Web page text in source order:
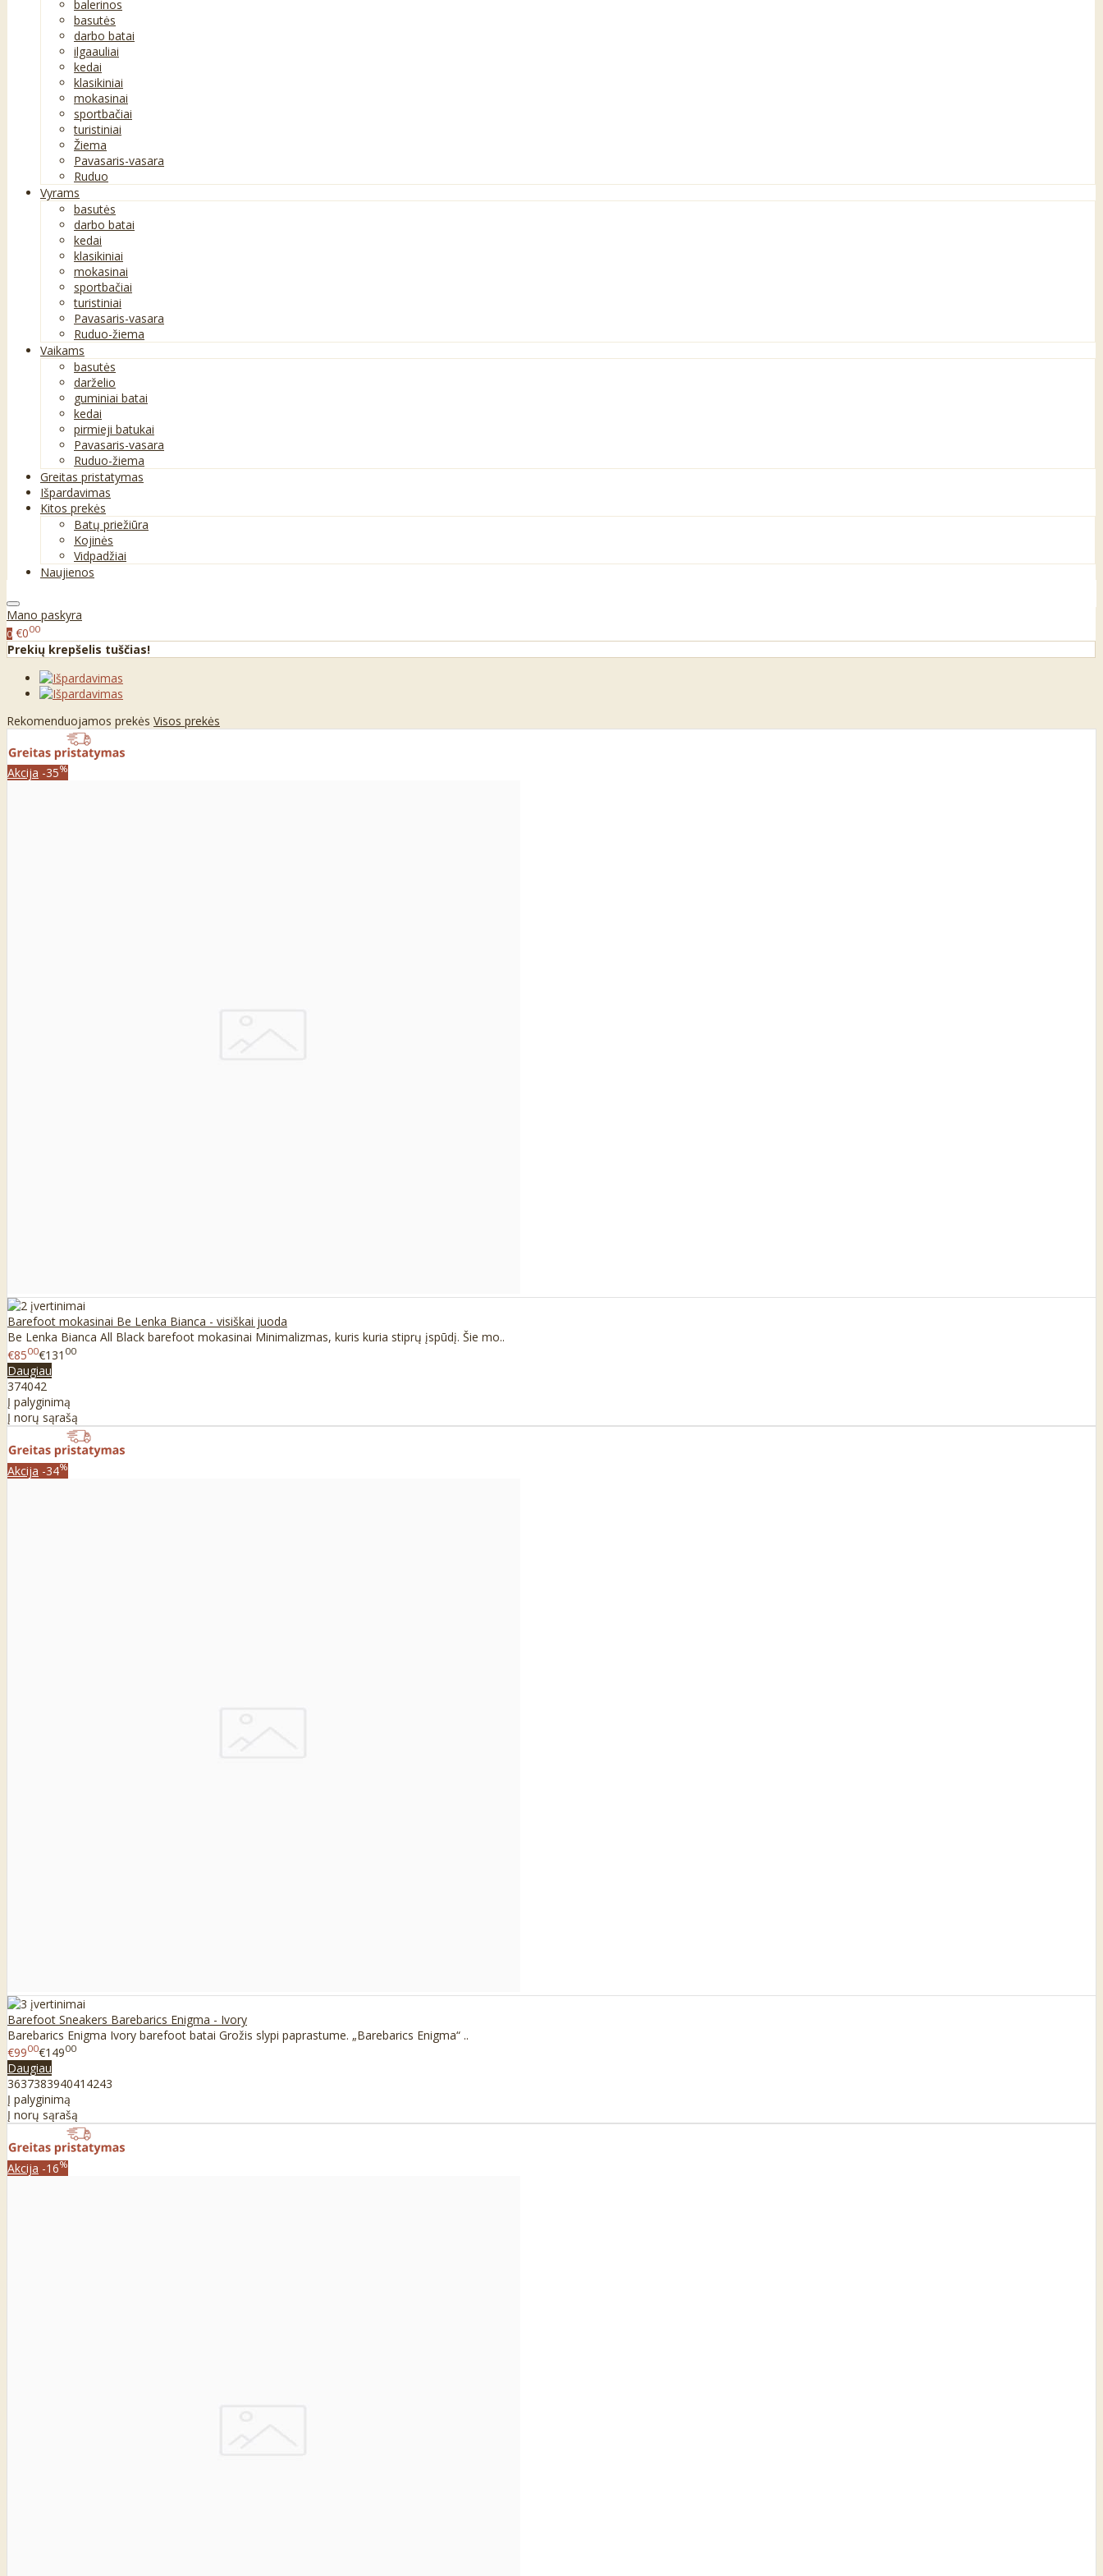
balerinos
basutės
darbo batai
ilgaauliai
kedai
klasikiniai
mokasinai
sportbačiai
turistiniai
Žiema
Pavasaris-vasara
Ruduo
Vyrams
basutės
darbo batai
kedai
klasikiniai
mokasinai
sportbačiai
turistiniai
Pavasaris-vasara
Ruduo-žiema
Vaikams
basutės
darželio
guminiai batai
kedai
pirmieji batukai
Pavasaris-vasara
Ruduo-žiema
Greitas pristatymas
Išpardavimas
Kitos prekės
Batų priežiūra
Kojinės
Vidpadžiai
Naujienos
Mano paskyra
0 €000
Prekių krepšelis tuščias!
Rekomenduojamos prekės Visos prekės
Akcija -35%
Barefoot mokasinai Be Lenka Bianca - visiškai juoda
Be Lenka Bianca All Black barefoot mokasinai Minimalizmas, kuris kuria stiprų įspūdį. Šie mo..
€8500€131 00
Daugiau
374042
Į palyginimą
Į norų sąrašą
Akcija -34%
Barefoot Sneakers Barebarics Enigma - Ivory
Barebarics Enigma Ivory barefoot batai Grožis slypi paprastume. „Barebarics Enigma“ ..
€9900€14900
Daugiau
363738394041 4243
Į palyginimą
Į norų sąrašą
Akcija -16%